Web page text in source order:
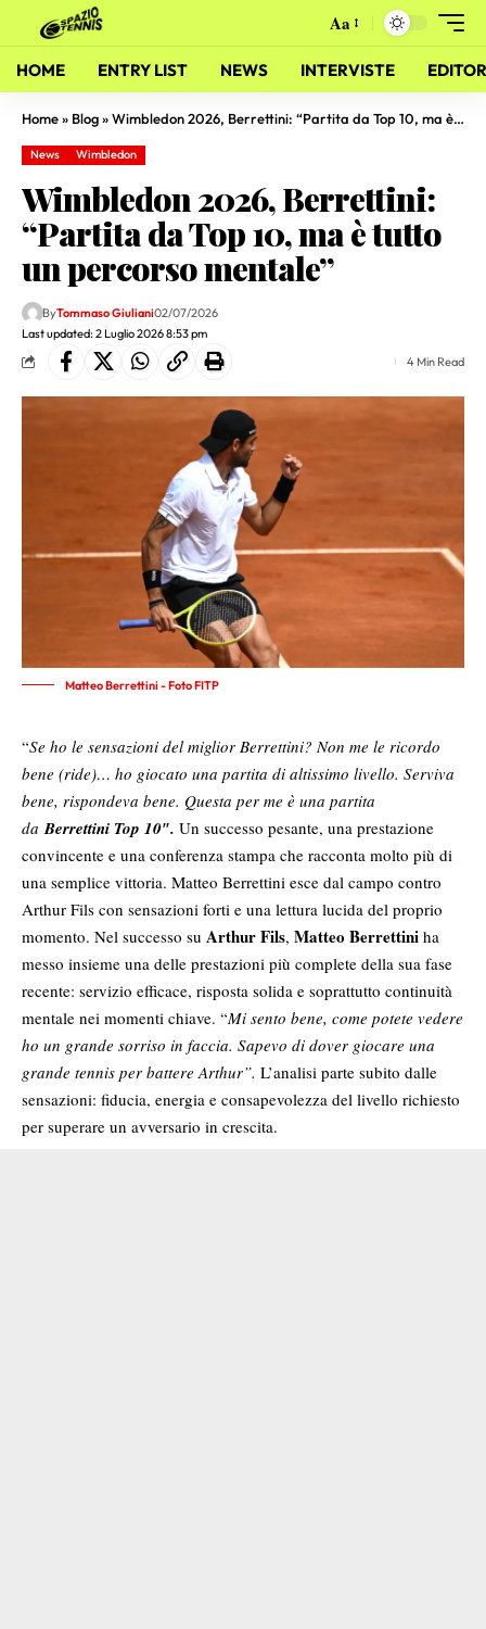
Aa
HOME ENTRY LIST NEWS INTERVISTE
Home» Blog»Wimbledon 2026, Berrettini: “Partita da Top 10, ma è tutto un percorso mentale”
News Wimbledon
Wimbledon 2026, Berrettini:
“Partita da Top 10, ma è tutto
un percorso mentale”
Last updated: 2 Luglio 2026 8:53 pm
ByTommaso Giuliani02/07/2026
4 Min Read
Matteo Berrettini - Foto FITP
“Se ho le sensazioni del miglior Berrettini? Non me le ricordo
bene (ride)… ho giocato una partita di altissimo livello. Serviva
bene, rispondeva bene. Questa per me è una partita
da Berrettini Top 10″. Un successo pesante, una prestazione
convincente e una conferenza stampa che racconta molto più di
una semplice vittoria. Matteo Berrettini esce dal campo contro
Arthur Fils con sensazioni forti e una lettura lucida del proprio
momento. Nel successo su Arthur Fils, Matteo Berrettini ha
messo insieme una delle prestazioni più complete della sua fase
recente: servizio efficace, risposta solida e soprattutto continuità
mentale nei momenti chiave. “Mi sento bene, come potete vedere
ho un grande sorriso in faccia. Sapevo di dover giocare una
grande tennis per battere Arthur”. L’analisi parte subito dalle
sensazioni: fiducia, energia e consapevolezza del livello richiesto
per superare un avversario in crescita.